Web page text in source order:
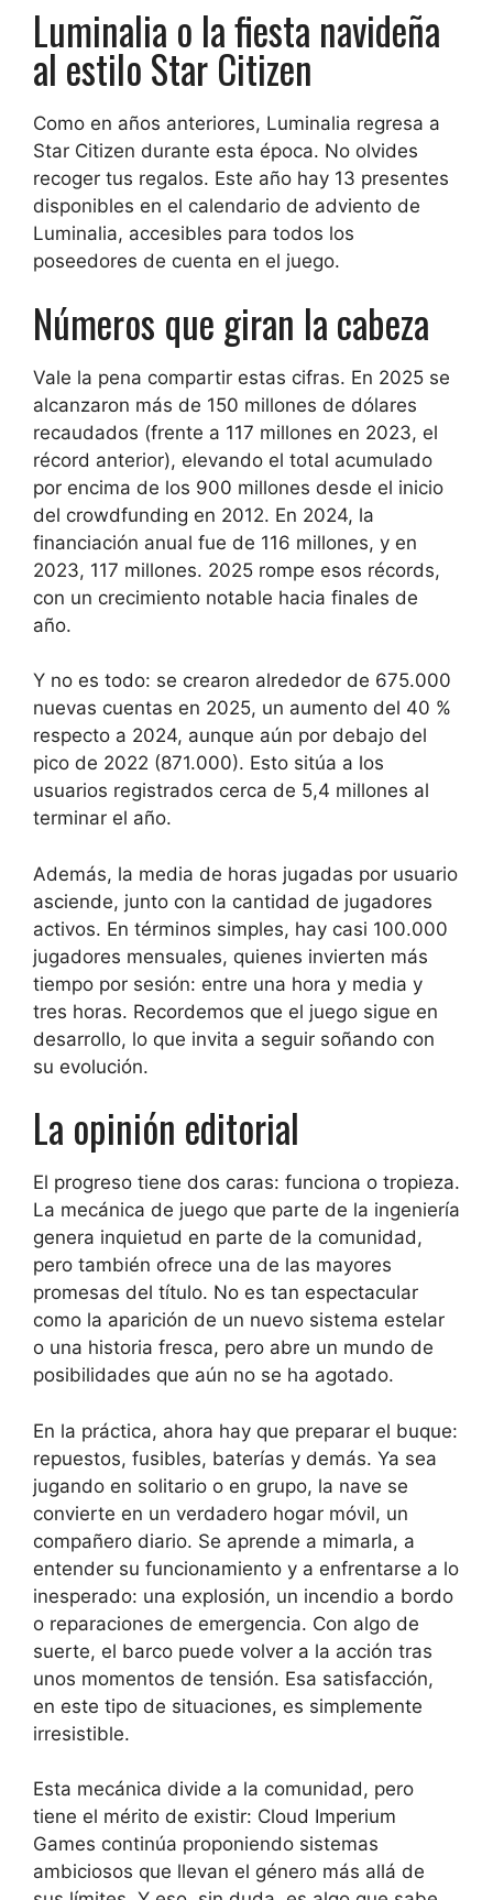
Luminalia o la fiesta navideña
al estilo Star Citizen
Como en años anteriores, Luminalia regresa a
Star Citizen durante esta época. No olvides
recoger tus regalos. Este año hay 13 presentes
disponibles en el calendario de adviento de
Luminalia, accesibles para todos los
poseedores de cuenta en el juego.
Números que giran la cabeza
Vale la pena compartir estas cifras. En 2025 se
alcanzaron más de 150 millones de dólares
recaudados (frente a 117 millones en 2023, el
récord anterior), elevando el total acumulado
por encima de los 900 millones desde el inicio
del crowdfunding en 2012. En 2024, la
financiación anual fue de 116 millones, y en
2023, 117 millones. 2025 rompe esos récords,
con un crecimiento notable hacia finales de
año.
Y no es todo: se crearon alrededor de 675.000
nuevas cuentas en 2025, un aumento del 40 %
respecto a 2024, aunque aún por debajo del
pico de 2022 (871.000). Esto sitúa a los
usuarios registrados cerca de 5,4 millones al
terminar el año.
Además, la media de horas jugadas por usuario
asciende, junto con la cantidad de jugadores
activos. En términos simples, hay casi 100.000
jugadores mensuales, quienes invierten más
tiempo por sesión: entre una hora y media y
tres horas. Recordemos que el juego sigue en
desarrollo, lo que invita a seguir soñando con
su evolución.
La opinión editorial
El progreso tiene dos caras: funciona o tropieza.
La mecánica de juego que parte de la ingeniería
genera inquietud en parte de la comunidad,
pero también ofrece una de las mayores
promesas del título. No es tan espectacular
como la aparición de un nuevo sistema estelar
o una historia fresca, pero abre un mundo de
posibilidades que aún no se ha agotado.
En la práctica, ahora hay que preparar el buque:
repuestos, fusibles, baterías y demás. Ya sea
jugando en solitario o en grupo, la nave se
convierte en un verdadero hogar móvil, un
compañero diario. Se aprende a mimarla, a
entender su funcionamiento y a enfrentarse a lo
inesperado: una explosión, un incendio a bordo
o reparaciones de emergencia. Con algo de
suerte, el barco puede volver a la acción tras
unos momentos de tensión. Esa satisfacción,
en este tipo de situaciones, es simplemente
irresistible.
Esta mecánica divide a la comunidad, pero
tiene el mérito de existir: Cloud Imperium
Games continúa proponiendo sistemas
ambiciosos que llevan el género más allá de